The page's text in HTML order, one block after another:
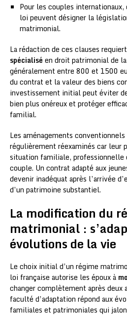
Pour les couples
loi peuvent désigner la
matrimonial.
La rédaction de ces clauses
spécialisé en droit patrimonial de
généralement entre 800 et 1500
du contrat et la valeur des biens
investissement initial peut éviter
bien plus onéreux et protéger
familial.
Les aménagements
régulièrement réexaminés car leur
situation familiale, professionnelle
couple. Un contrat adapté aux
devenir inadéquat après l’arrivée
d’un patrimoine substantiel.
La modification du
matrimonial :
évolutions de la vie
Le choix initial d’un régime
loi française autorise les époux à
changer complètement après deux
faculté d’adaptation répond aux
familiales et patrimoniales qui